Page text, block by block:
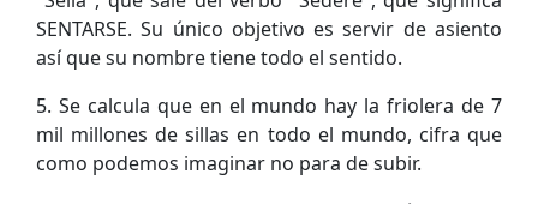
SENTARSE. Su único objetivo es servir de asiento
así que su nombre tiene todo el sentido.
5. Se calcula que en el mundo hay la friolera de 7
mil millones de sillas en todo el mundo, cifra que
como podemos imaginar no para de subir.